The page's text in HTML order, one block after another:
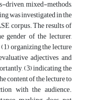
driven, mixed-methods,
was investigated in the
corpus. The results of
gender of the lecturer,
organizing the lecture
adjectives and
(3) indicating the
content of the lecture to
with the audience.